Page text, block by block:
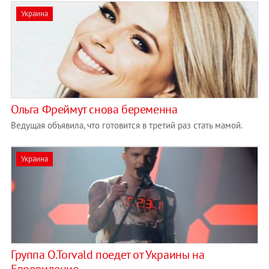
Украина
Ольга Фреймут снова беременна
Ведущая объявила, что готовится в третий раз стать мамой.
Украина
Группа O.Torvald поедет от Украины на